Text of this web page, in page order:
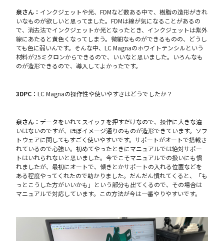
泉さん： インクジェットや光、FDMなど数ある中で、樹脂の造形がきれ
いなものが欲しいと思ってました。FDMは線が気になることがあるの
で、消去法でインクジェットか光となったとき、インクジェットは紫外
線にあたると黄色くなってしまう。微細なものができるものの、どうし
ても色に弱いんです。そんな中、LC Magnaのホワイトテンシルという
材料が25ミクロンからできるので、いいなと思いました。いろんなも
のが造形できるので、導入してよかったです。
3DPC：LC Magnaの操作性や使いやすさはどうでしたか？
泉さん： データをいれてスイッチを押すだけなので、操作に大きな違
いはないのですが、ほぼイメージ通りのものが造形できています。ソフ
トウェアに関してもすごく使いやすいです。サポートがオートで搭載さ
れているので心強い。初めてやったときにマニュアルでは絶対サポー
トはいれられないと思いました。今でこそマニュアルでの扱いにも慣
れましたが、最初にオートで、傾きとかサポートの入れる位置などを
ある程度やってくれたので助かりました。だんだん慣れてくると、「も
っとこうした方がいいかも」という部分も出てくるので、その場合は
マニュアルで対応しています。この方法が今は一番やりやすいです。